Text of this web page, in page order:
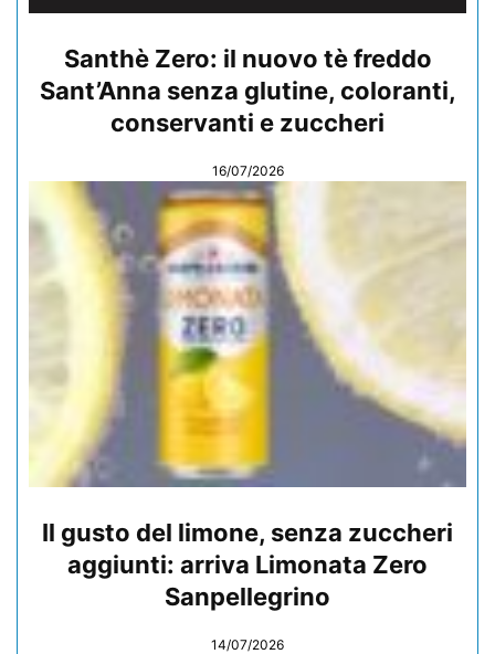
Santhè Zero: il nuovo tè freddo
Sant’Anna senza glutine, coloranti,
conservanti e zuccheri
16/07/2026
Il gusto del limone, senza zuccheri
aggiunti: arriva Limonata Zero
Sanpellegrino
14/07/2026